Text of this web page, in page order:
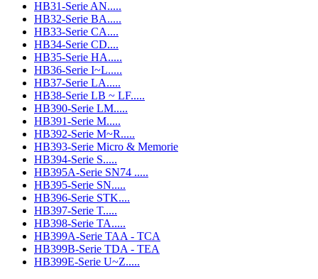
HB31-Serie AN.....
HB32-Serie BA.....
HB33-Serie CA....
HB34-Serie CD....
HB35-Serie HA.....
HB36-Serie I~L.....
HB37-Serie LA.....
HB38-Serie LB ~ LF.....
HB390-Serie LM.....
HB391-Serie M.....
HB392-Serie M~R.....
HB393-Serie Micro & Memorie
HB394-Serie S.....
HB395A-Serie SN74 .....
HB395-Serie SN.....
HB396-Serie STK....
HB397-Serie T.....
HB398-Serie TA.....
HB399A-Serie TAA - TCA
HB399B-Serie TDA - TEA
HB399E-Serie U~Z.....